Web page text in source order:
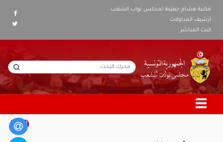
مكتبة هشام جعيّط لمجلس نواب الشعب
أرشيف المداولات
البث المباشر